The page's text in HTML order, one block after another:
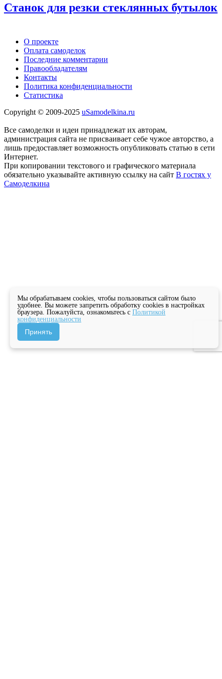
Станок для резки стеклянных бутылок
О проекте
Оплата самоделок
Последние комментарии
Правообладателям
Контакты
Политика конфиденциальности
Статистика
Copyright © 2009-2025 uSamodelkina.ru
Все самоделки и идеи принадлежат их авторам,
администрация сайта не присваивает себе чужое авторство, а
лишь предоставляет возможность опубликовать статью в сети
Интернет.
При копировании текстового и графического материала
обязательно указывайте активную ссылку на сайт В гостях у
Самоделкина
Мы обрабатываем cookies, чтобы пользоваться сайтом было
удобнее. Вы можете запретить обработку cookies в настройках
браузера. Пожалуйста, ознакомьтесь с Политикой
конфиденциальности
Принять